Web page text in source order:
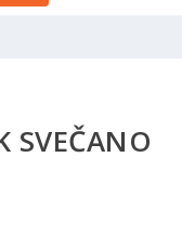
SVEČANO